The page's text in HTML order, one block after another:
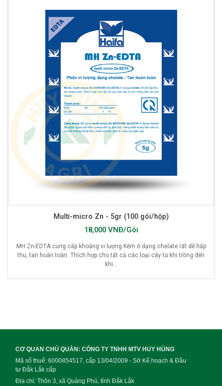
Multi-micro Zn - 5gr (100 gói/hộp)
18,000 VNĐ/Gói
MH Zn-EDTA cung cấp khoáng vi lượng Kẽm ở dạng chelate rất dễ hấp
thu, tan hoàn toàn. Thích hợp cho tất cả các loại cây từ khi trồng đến
khi...
CƠ QUAN CHỦ QUẢN: CÔNG TY TNHH MTV HUY HÙNG
Mã số thuế: 6000854517, cấp 13/04/2009 - Sở Kế hoạch & Đầu
tư Đắk Lắk cấp
Địa chỉ: Thôn 3, xã Quảng Phú, tỉnh Đắk Lắk